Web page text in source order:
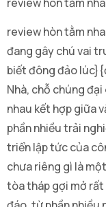
review hòn tằm
đang gây chú vai
biết đông đảo
Nhà, chỗ chúng
nhau kết hợp giữa
phần nhiều trải
triển lập tức của
chưa riêng gì là
tòa tháp gợi mở rất